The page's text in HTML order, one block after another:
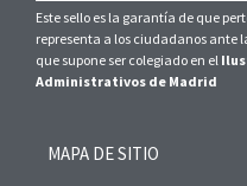
Este sello es la garantía de que
representa a los ciudadanos ante
que supone ser colegiado en el
Administrativos de Madrid
MAPA DE SITIO